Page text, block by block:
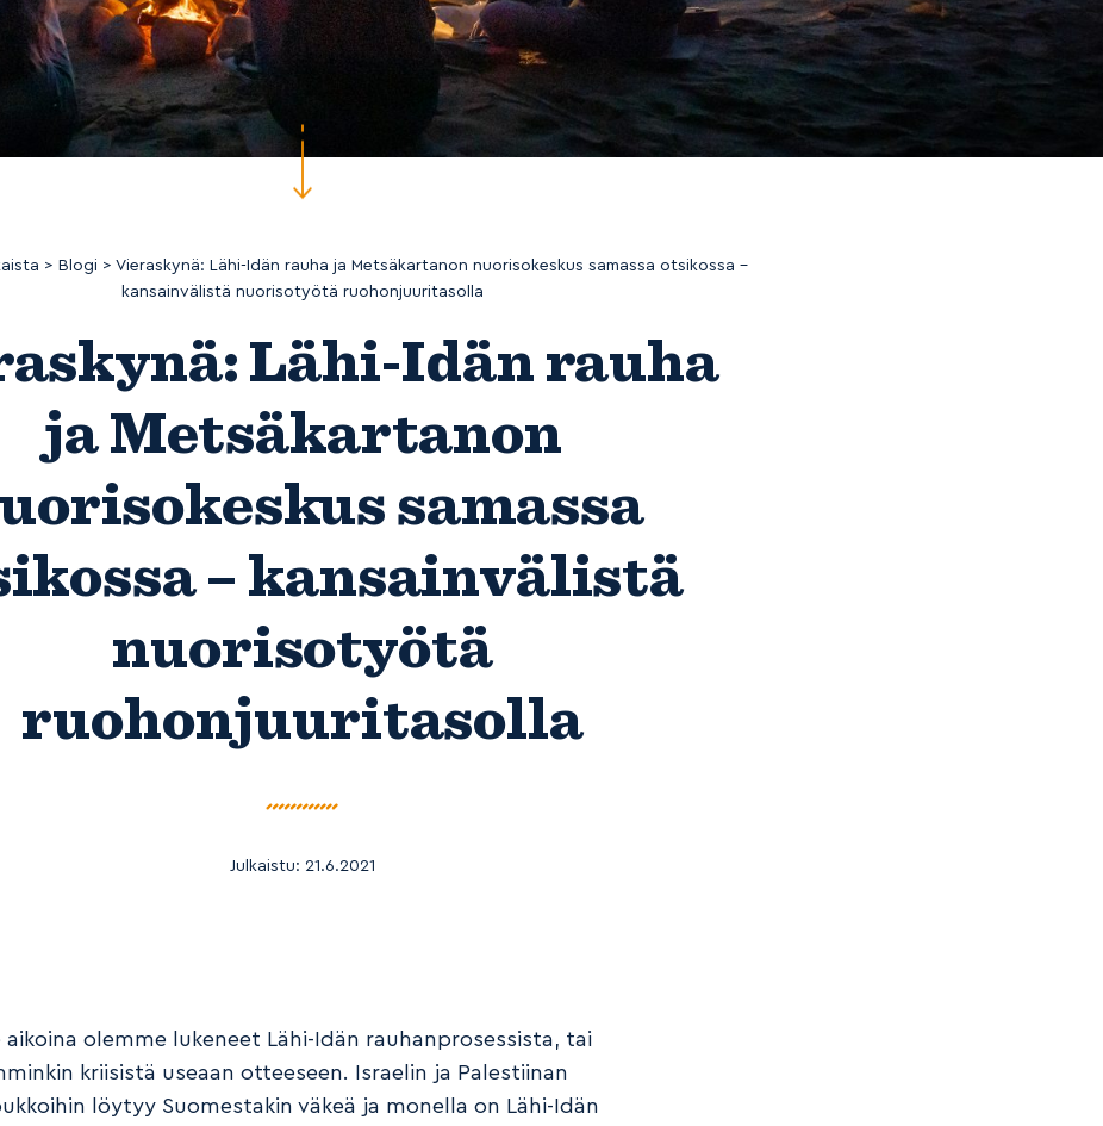
> Blogi > Vieraskynä: Lähi-Idän rauha ja Metsäkartanon nuorisokeskus samassa otsikossa –
kansainvälistä nuorisotyötä ruohonjuuritasolla
Lähi-Idän rauha
ja Metsäkartanon
samassa
– kansainvälistä
nuorisotyötä
ruohonjuuritasolla
Julkaistu: 21.6.2021
aikoina olemme lukeneet Lähi-Idän rauhanprosessista, tai
kriisistä useaan otteeseen. Israelin ja Palestiinan
löytyy Suomestakin väkeä ja monella on Lähi-Idän